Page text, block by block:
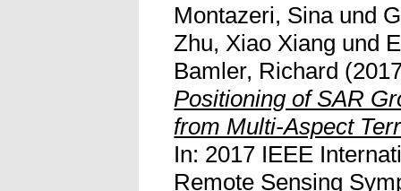
Montazeri, Sinaund
Zhu, Xiao Xiang und
Bamler, Richard
Positioning of SAR
from Multi-Aspect
In: 2017 IEEE
Remote Sensing